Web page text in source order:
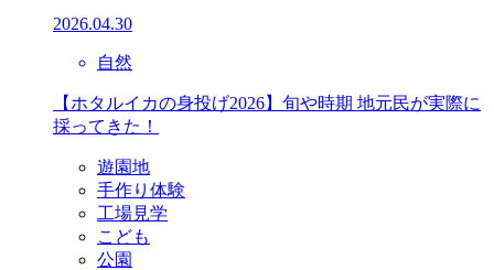
2026.04.30
自然
【ホタルイカの身投げ2026】旬や時期 地元民が実際に
採ってきた！
遊園地
手作り体験
工場見学
こども
公園